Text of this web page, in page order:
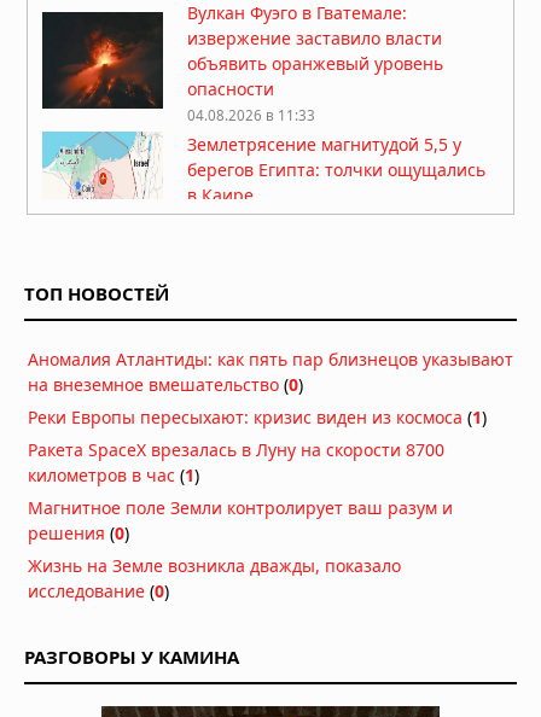
Вулкан Фуэго в Гватемале:
извержение заставило власти
объявить оранжевый уровень
опасности
04.08.2026 в 11:33
Землетрясение магнитудой 5,5 у
берегов Египта: толчки ощущались
в Каире
Восточной Азии
01.08.2026 в 15:17
Землетрясение в Италии: магнитуда
4,7 у Неаполя, повреждения и
отключения электроэнергии
01.08.2026 в 09:32
Подводный супервулкан Кикай
заполняется свежей магмой: новое
перезарядки гигантских кальдер
одному пригороду Чикаго дважды
31.07.2026 в 08:20
ТОП НОВОСТЕЙ
Аномалия Атлантиды: как пять пар близнецов указывают
на внеземное вмешательство (0)
Реки Европы пересыхают: кризис виден из космоса (1)
Ракета SpaceX врезалась в Луну на скорости 8700
километров в час (1)
Магнитное поле Земли контролирует ваш разум и
решения (0)
Жизнь на Земле возникла дважды, показало
исследование (0)
РАЗГОВОРЫ У КАМИНА